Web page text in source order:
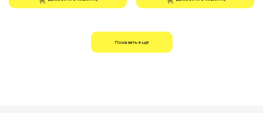
Показать ещё